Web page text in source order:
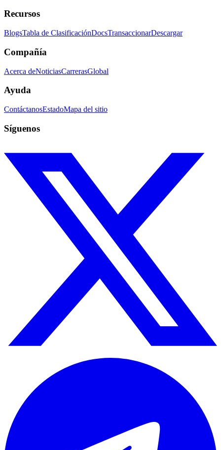
Recursos
BlogsTabla de ClasificaciónDocsTransaccionarDescargar
Compañía
Acerca deNoticiasCarrerasGlobal
Ayuda
ContáctanosEstadoMapa del sitio
Síguenos